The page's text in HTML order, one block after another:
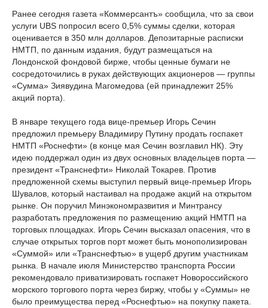
Ранее сегодня газета «Коммерсантъ» сообщила, что за свои
услуги UBS попросил всего 0,5% суммы сделки, которая
оценивается в 350 млн долларов. Депозитарные расписки
НМТП, по данным издания, будут размещаться на
Лондонской фондовой бирже, чтобы ценные бумаги не
сосредоточились в руках действующих акционеров — группы
«Сумма» Зиявудина Магомедова (ей принадлежит 25%
акций порта).
В январе текущего года вице-премьер Игорь Сечин
предложил премьеру Владимиру Путину продать госпакет
НМТП «Роснефти» (в конце мая Сечин возглавил НК). Эту
идею поддержал один из двух основных владельцев порта —
президент «Транснефти» Николай Токарев. Против
предложенной схемы выступил первый вице-премьер Игорь
Шувалов, который настаивал на продаже акций на открытом
рынке. Он поручил Минэкономразвития и Минтрансу
разработать предложения по размещению акций НМТП на
торговых площадках. Игорь Сечин высказал опасения, что в
случае открытых торгов порт может быть монополизирован
«Суммой» или «Транснефтью» в ущерб другим участникам
рынка. В начале июля Министерство транспорта России
рекомендовало приватизировать госпакет Новороссийского
морского торгового порта через биржу, чтобы у «Суммы» не
было преимущества перед «Роснефтью» на покупку пакета.